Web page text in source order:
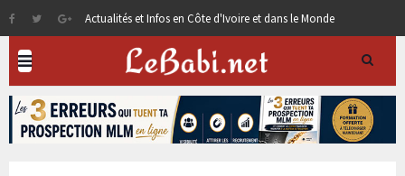
Actualités et Infos en Côte d'Ivoire et dans le Monde